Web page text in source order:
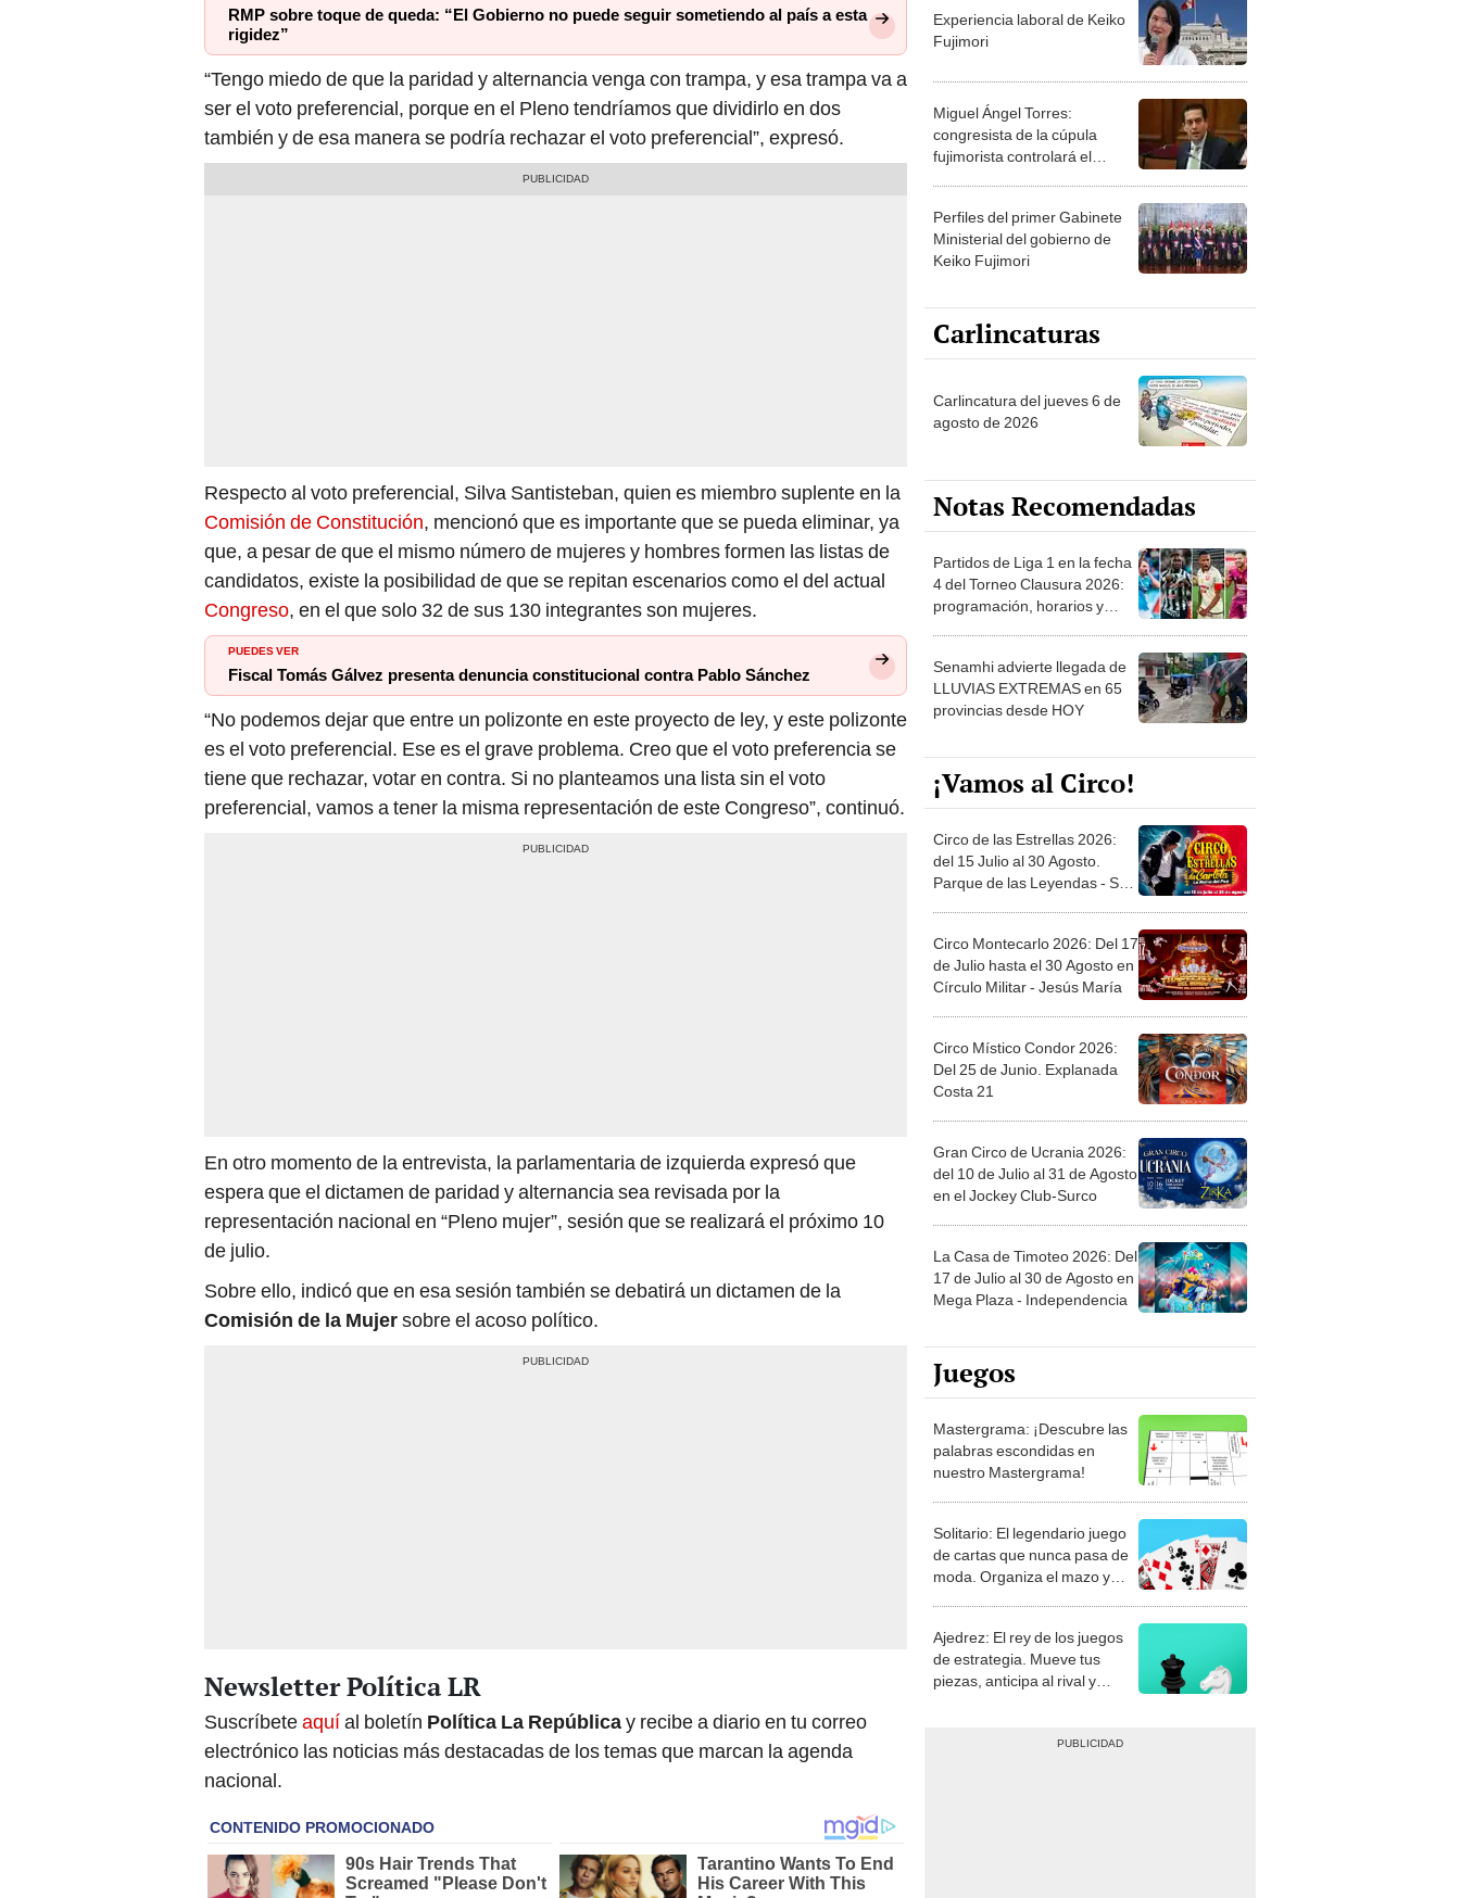
RMP sobre toque de queda: “El Gobierno no puede seguir sometiendo al país a esta
rigidez”
“Tengo miedo de que la paridad y alternancia venga con trampa, y esa trampa va a
ser el voto preferencial, porque en el Pleno tendríamos que dividirlo en dos
también y de esa manera se podría rechazar el voto preferencial”, expresó.
Respecto al voto preferencial, Silva Santisteban, quien es miembro suplente en la
Comisión de Constitución, mencionó que es importante que se pueda eliminar, ya
que, a pesar de que el mismo número de mujeres y hombres formen las listas de
candidatos, existe la posibilidad de que se repitan escenarios como el del actual
Congreso, en el que solo 32 de sus 130 integrantes son mujeres.
PUEDES VER
Fiscal Tomás Gálvez presenta denuncia constitucional contra Pablo Sánchez
“No podemos dejar que entre un polizonte en este proyecto de ley, y este polizonte
es el voto preferencial. Ese es el grave problema. Creo que el voto preferencia se
tiene que rechazar, votar en contra. Si no planteamos una lista sin el voto
preferencial, vamos a tener la misma representación de este Congreso”, continuó.
En otro momento de la entrevista, la parlamentaria de izquierda expresó que
espera que el dictamen de paridad y alternancia sea revisada por la
representación nacional en “Pleno mujer”, sesión que se realizará el próximo 10
de julio.
Sobre ello, indicó que en esa sesión también se debatirá un dictamen de la
Comisión de la Mujersobre el acoso político.
Newsletter Política LR
Suscríbeteaquíal boletín Política La Repúblicay recibe a diario en tu correo
electrónico las noticias más destacadas de los temas que marcan la agenda
nacional.
Experiencia laboral de Keiko
Fujimori
Miguel Ángel Torres:
congresista de la cúpula
fujimorista controlará el
Perfiles del primer Gabinete
Ministerial del gobierno de
Keiko Fujimori
Carlincaturas
Carlincatura del jueves 6 de
agosto de 2026
Notas Recomendadas
Partidos de Liga 1 en la fecha
4 del Torneo Clausura 2026:
programación, horarios y
Senamhi advierte llegada de
LLUVIAS EXTREMAS en 65
provincias desde HOY
¡Vamos al Circo!
Circo de las Estrellas 2026:
del 15 Julio al 30 Agosto.
Parque de las Leyendas - San
Circo Montecarlo 2026: Del 17
de Julio hasta el 30 Agosto en
Círculo Militar - Jesús María
Circo Místico Condor 2026:
Del 25 de Junio. Explanada
Costa 21
Gran Circo de Ucrania 2026:
del 10 de Julio al 31 de Agosto
en el Jockey Club-Surco
La Casa de Timoteo 2026: Del
17 de Julio al 30 de Agosto en
Mega Plaza - Independencia
Juegos
Mastergrama: ¡Descubre las
palabras escondidas en
nuestro Mastergrama!
Solitario: El legendario juego
de cartas que nunca pasa de
moda. Organiza el mazo y
Ajedrez: El rey de los juegos
de estrategia. Mueve tus
piezas, anticipa al rival y